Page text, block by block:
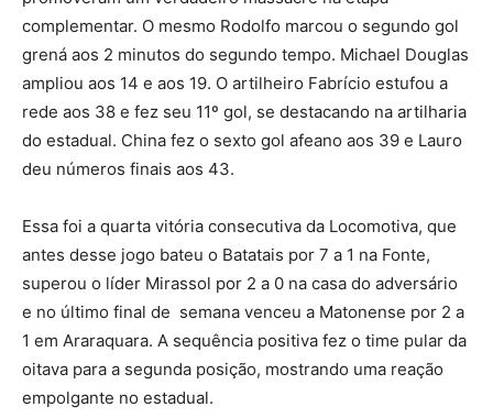
complementar. O mesmo Rodolfo marcou o segundo gol
grená aos 2 minutos do segundo tempo. Michael Douglas
ampliou aos 14 e aos 19. O artilheiro Fabrício estufou a
rede aos 38 e fez seu 11º gol, se destacando na artilharia
do estadual. China fez o sexto gol afeano aos 39 e Lauro
deu números finais aos 43.
Essa foi a quarta vitória consecutiva da Locomotiva, que
antes desse jogo bateu o Batatais por 7 a 1 na Fonte,
superou o líder Mirassol por 2 a 0 na casa do adversário
e no último final de semana venceu a Matonense por 2 a
1 em Araraquara. A sequência positiva fez o time pular da
oitava para a segunda posição, mostrando uma reação
empolgante no estadual.